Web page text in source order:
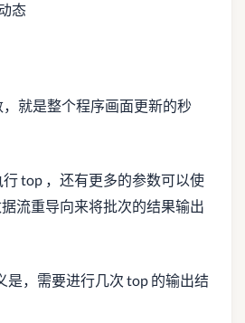
态
就是整个程序画面更新的秒
top ，还有更多的参数可以使
流重导向来将批次的结果输出
是，需要进行几次 top 的输出结